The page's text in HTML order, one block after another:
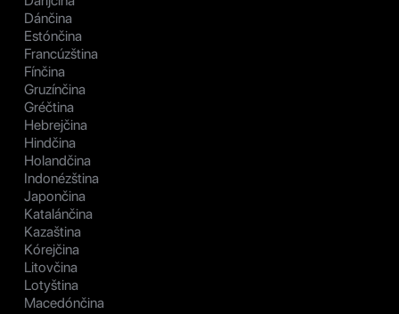
Dánčina
Estónčina
Francúzština
Fínčina
Gruzínčina
Gréčtina
Hebrejčina
Hindčina
Holandčina
Indonézština
Japončina
Katalánčina
Kazaština
Kórejčina
Litovčina
Lotyština
Macedónčina